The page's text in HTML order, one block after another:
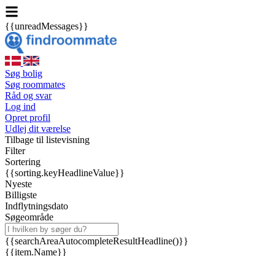
{{unreadMessages}}
Søg bolig
Søg roommates
Råd og svar
Log ind
Opret profil
Udlej dit værelse
Tilbage til listevisning
Filter
Sortering
{{sorting.keyHeadlineValue}}
Nyeste
Billigste
Indflytningsdato
Søgeområde
{{searchAreaAutocompleteResultHeadline()}}
{{item.Name}}